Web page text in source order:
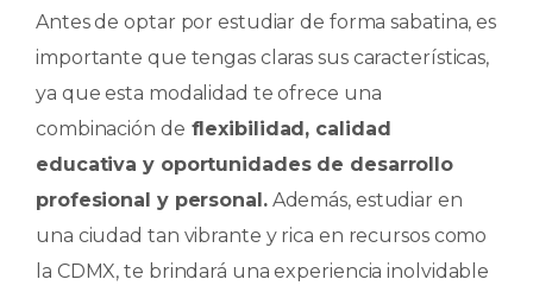
Antes de optar por estudiar de forma sabatina, es
importante que tengas claras sus características,
ya que esta modalidad te ofrece una
combinación de flexibilidad, calidad
educativa y oportunidades de desarrollo
profesional y personal.Además, estudiar en
una ciudad tan vibrante y rica en recursos como
la CDMX, te brindará una experiencia inolvidable